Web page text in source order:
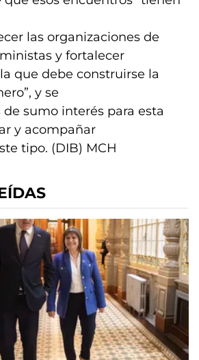
las organizaciones de
y fortalecer
que debe construirse la
y se
de sumo interés para esta
y acompañar
tipo. (DIB) MCH